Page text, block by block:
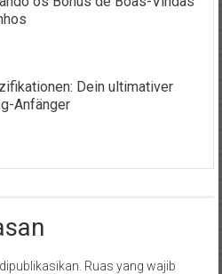
Dein ultimativer
Anfänger
Ruas yang wajib